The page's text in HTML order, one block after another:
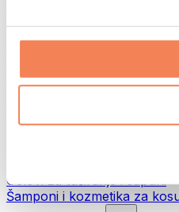
Planinarenje
Filteri i vrčevi za vodu
Deterdženti za rublje
Gelovi za tuširanje i sapuni
Šamponi i kozmetika za